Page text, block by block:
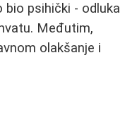
psihički - odluka
Međutim,
olakšanje i